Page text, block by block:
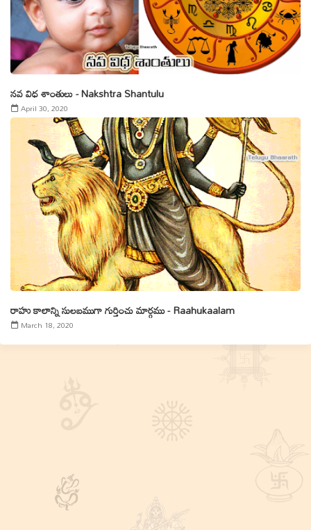
నవ విధ శాంతులు - Nakshtra Shantulu
April 30, 2020
రాహు కాలాన్ని సులబముగా గుర్తించు మార్గము - Raahukaalam
March 18, 2020